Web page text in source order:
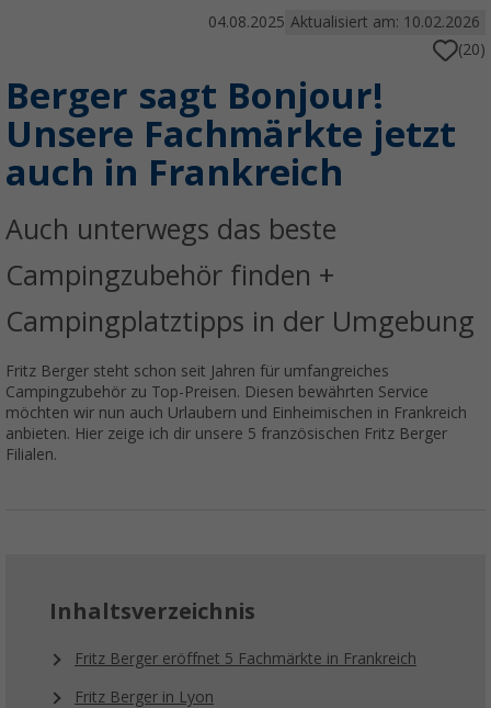
04.08.2025 Aktualisiert am: 10.02.2026
(20)
Berger sagt Bonjour!
Unsere Fachmärkte jetzt
auch in Frankreich
Auch unterwegs das beste
Campingzubehör finden +
Campingplatztipps in der Umgebung
Fritz Berger steht schon seit Jahren für umfangreiches
Campingzubehör zu Top-Preisen. Diesen bewährten Service
möchten wir nun auch Urlaubern und Einheimischen in Frankreich
anbieten. Hier zeige ich dir unsere 5 französischen Fritz Berger
Filialen.
Inhaltsverzeichnis
Fritz Berger eröffnet 5 Fachmärkte in Frankreich
Fritz Berger in Lyon